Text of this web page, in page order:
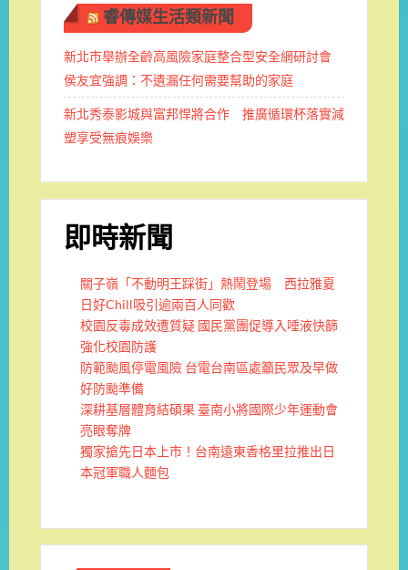
睿傳媒生活類新聞
新北市舉辦全齡高風險家庭整合型安全網研討會
侯友宜強調：不遺漏任何需要幫助的家庭
新北秀泰影城與富邦悍將合作 推廣循環杯落實減
塑享受無痕娛樂
即時新聞
關子嶺「不動明王踩街」熱鬧登場 西拉雅夏
日好Chill吸引逾兩百人同歡
校園反毒成效遭質疑 國民黨團促導入唾液快篩
強化校園防護
防範颱風停電風險 台電台南區處籲民眾及早做
好防颱準備
深耕基層體育結碩果 臺南小將國際少年運動會
亮眼奪牌
獨家搶先日本上市！台南遠東香格里拉推出日
本冠軍職人麵包